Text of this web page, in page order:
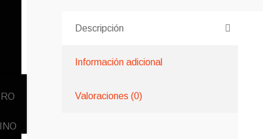
Descripción
Información adicional
Valoraciones (0)